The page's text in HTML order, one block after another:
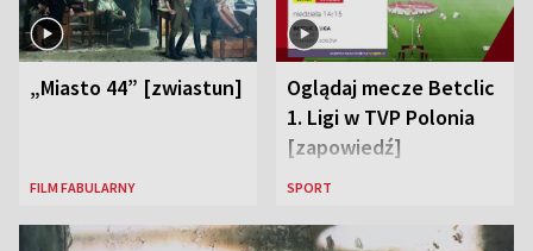
„Miasto 44” [zwiastun]
FILM FABULARNY
Oglądaj mecze Betclic
1. Ligi w TVP Polonia
[zapowiedź]
SPORT